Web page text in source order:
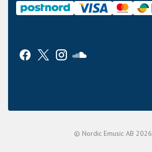
© Nordic Emusic AB 2026